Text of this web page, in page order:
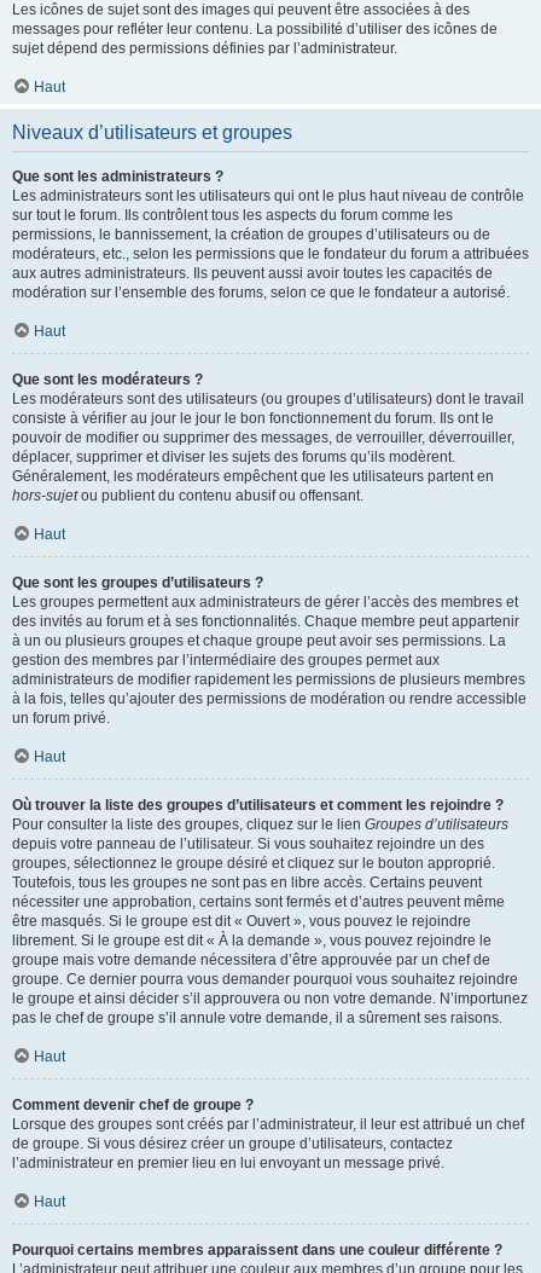
Les icônes de sujet sont des images qui peuvent être associées à des
messages pour refléter leur contenu. La possibilité d’utiliser des icônes de
sujet dépend des permissions définies par l’administrateur.
Haut
Niveaux d’utilisateurs et groupes
Que sont les administrateurs ?
Les administrateurs sont les utilisateurs qui ont le plus haut niveau de contrôle
sur tout le forum. Ils contrôlent tous les aspects du forum comme les
permissions, le bannissement, la création de groupes d’utilisateurs ou de
modérateurs, etc., selon les permissions que le fondateur du forum a attribuées
aux autres administrateurs. Ils peuvent aussi avoir toutes les capacités de
modération sur l’ensemble des forums, selon ce que le fondateur a autorisé.
Haut
Que sont les modérateurs ?
Les modérateurs sont des utilisateurs (ou groupes d’utilisateurs) dont le travail
consiste à vérifier au jour le jour le bon fonctionnement du forum. Ils ont le
pouvoir de modifier ou supprimer des messages, de verrouiller, déverrouiller,
déplacer, supprimer et diviser les sujets des forums qu’ils modèrent.
Généralement, les modérateurs empêchent que les utilisateurs partent en
hors-sujetou publient du contenu abusif ou offensant.
Haut
Que sont les groupes d’utilisateurs ?
Les groupes permettent aux administrateurs de gérer l’accès des membres et
des invités au forum et à ses fonctionnalités. Chaque membre peut appartenir
à un ou plusieurs groupes et chaque groupe peut avoir ses permissions. La
gestion des membres par l’intermédiaire des groupes permet aux
administrateurs de modifier rapidement les permissions de plusieurs membres
à la fois, telles qu’ajouter des permissions de modération ou rendre accessible
un forum privé.
Haut
Où trouver la liste des groupes d’utilisateurs et comment les rejoindre ?
Pour consulter la liste des groupes, cliquez sur le lien Groupes d’utilisateurs
depuis votre panneau de l’utilisateur. Si vous souhaitez rejoindre un des
groupes, sélectionnez le groupe désiré et cliquez sur le bouton approprié.
Toutefois, tous les groupes ne sont pas en libre accès. Certains peuvent
nécessiter une approbation, certains sont fermés et d’autres peuvent même
être masqués. Si le groupe est dit « Ouvert », vous pouvez le rejoindre
librement. Si le groupe est dit « À la demande », vous pouvez rejoindre le
groupe mais votre demande nécessitera d’être approuvée par un chef de
groupe. Ce dernier pourra vous demander pourquoi vous souhaitez rejoindre
le groupe et ainsi décider s’il approuvera ou non votre demande. N’importunez
pas le chef de groupe s’il annule votre demande, il a sûrement ses raisons.
Haut
Comment devenir chef de groupe ?
Lorsque des groupes sont créés par l’administrateur, il leur est attribué un chef
de groupe. Si vous désirez créer un groupe d’utilisateurs, contactez
l’administrateur en premier lieu en lui envoyant un message privé.
Haut
Pourquoi certains membres apparaissent dans une couleur différente ?
L’administrateur peut attribuer une couleur aux membres d’un groupe pour les